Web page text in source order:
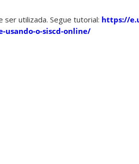
ser utilizada. Segue tutorial: https://
o-siscd-online/